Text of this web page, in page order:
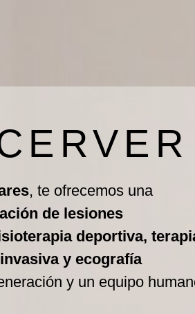
, te ofrecemos una
de lesiones
deportiva,
y ecografía
y un equipo